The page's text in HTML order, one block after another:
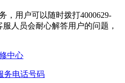
，用户可以随时拨打4000629-
人员会耐心解答用户的问题，
中心
务电话号码